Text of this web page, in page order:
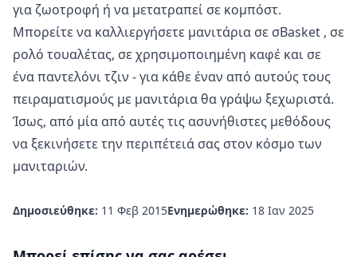
για ζωοτροφή ή να μετατραπεί σε κομπόστ.
Μπορείτε να καλλιεργήσετε μανιτάρια σε σBasket , σε
ρολό τουαλέτας, σε χρησιμοποιημένη καφέ και σε
ένα παντελόνι τζιν - για κάθε έναν από αυτούς τους
πειραματισμούς με μανιτάρια θα γράψω ξεχωριστά.
Ίσως, από μία από αυτές τις ασυνήθιστες μεθόδους
να ξεκινήσετε την περιπέτειά σας στον κόσμο των
μανιταριών.
Δημοσιεύθηκε: 11 Φεβ 2015Ενημερώθηκε: 18 Ιαν 2025